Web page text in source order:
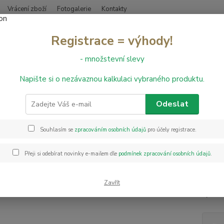
Vrácení zboží Fotogalerie Kontakty
Hledat
PVC podlahy HQR PVC Gerflor HQR 1846 Castle Brown
Gerflor HQR 1846 Castle Brown
PVC
ve
Registrace = výhody!
- množstevní slevy
Napište si o nezávaznou kalkulaci vybraného produktu.
Odeslat
Souhlasím se zpracováním osobních údajůpro účely registrace.
Přeji si odebírat novinky e-mailem dle podmínek zpracování osobních údajů.
Zavřít